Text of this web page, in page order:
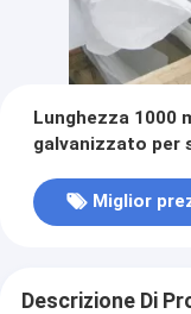
Lunghezza 1000
galvanizzato per
Miglior
Descrizione Di